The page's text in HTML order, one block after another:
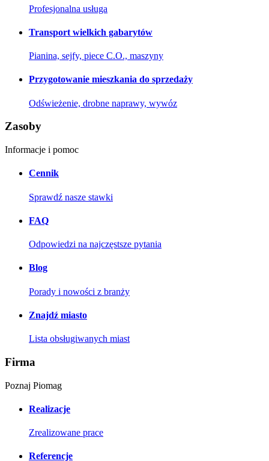
Profesjonalna usługa
Transport wielkich gabarytów
Pianina, sejfy, piece C.O., maszyny
Przygotowanie mieszkania do sprzedaży
Odświeżenie, drobne naprawy, wywóz
Zasoby
Informacje i pomoc
Cennik
Sprawdź nasze stawki
FAQ
Odpowiedzi na najczęstsze pytania
Blog
Porady i nowości z branży
Znajdź miasto
Lista obsługiwanych miast
Firma
Poznaj Piomag
Realizacje
Zrealizowane prace
Referencje